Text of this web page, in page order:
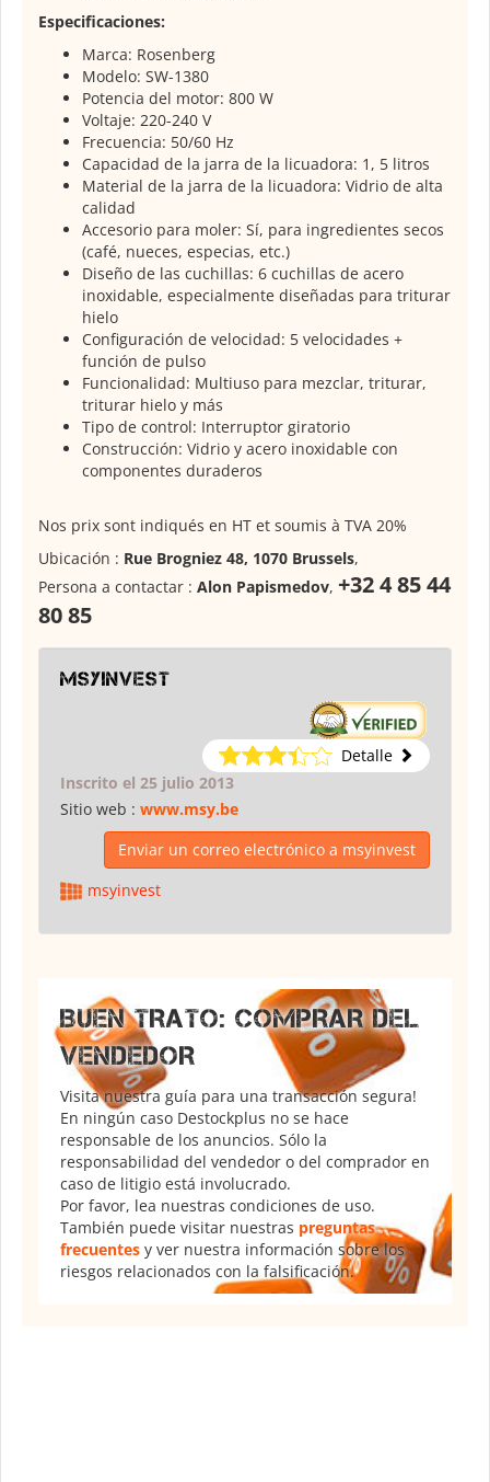
Especificaciones:
Marca: Rosenberg
Modelo: SW-1380
Potencia del motor: 800 W
Voltaje: 220-240 V
Frecuencia: 50/60 Hz
Capacidad de la jarra de la licuadora: 1, 5 litros
Material de la jarra de la licuadora: Vidrio de alta
calidad
Accesorio para moler: Sí, para ingredientes secos
(café, nueces, especias, etc.)
Diseño de las cuchillas: 6 cuchillas de acero
inoxidable, especialmente diseñadas para triturar
hielo
Configuración de velocidad: 5 velocidades +
función de pulso
Funcionalidad: Multiuso para mezclar, triturar,
triturar hielo y más
Tipo de control: Interruptor giratorio
Construcción: Vidrio y acero inoxidable con
componentes duraderos
Nos prix sont indiqués en HT et soumis à TVA 20%
Ubicación : Rue Brogniez 48, 1070 Brussels,
Persona a contactar : Alon Papismedov, +32 4 85 44
80 85
msyinvest
Detalle
Inscrito el 25 julio 2013
Sitio web : www.msy.be
Enviar un correo electrónico a msyinvest
msyinvest
BUEN TRATO: COMPRAR DEL
VENDEDOR
Visita nuestra guía para una transacción segura!
En ningún caso Destockplus no se hace
responsable de los anuncios. Sólo la
responsabilidad del vendedor o del comprador en
caso de litigio está involucrado.
Por favor, lea nuestras condiciones de uso.
También puede visitar nuestras preguntas
frecuentes y ver nuestra información sobre los
riesgos relacionados con la falsificación.